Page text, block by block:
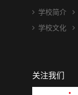
学校简介
学校文化
关注我们